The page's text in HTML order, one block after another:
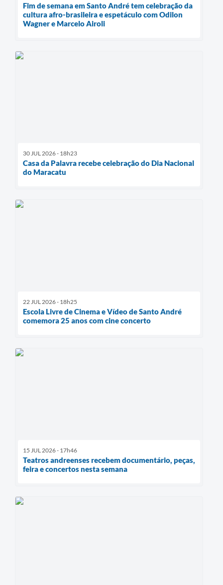
Fim de semana em Santo André tem celebração da
cultura afro-brasileira e espetáculo com Odilon
Wagner e Marcelo Airoli
30 JUL 2026 - 18h23
Casa da Palavra recebe celebração do Dia Nacional
do Maracatu
22 JUL 2026 - 18h25
Escola Livre de Cinema e Vídeo de Santo André
comemora 25 anos com cine concerto
15 JUL 2026 - 17h46
Teatros andreenses recebem documentário, peças,
feira e concertos nesta semana